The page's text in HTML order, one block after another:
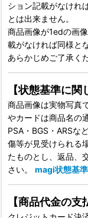
ション記載がなけれ
とは出来ません。
商品画像が1edの画
載がなければ同様と
あらかじめご了承く
【状態基準に関
商品画像は実物写真
やカードは商品名の
PSA・BGS・ARSな
傷等が見受けられる
たものとし、返品、
さい。 magi状態基
【商品代金の支